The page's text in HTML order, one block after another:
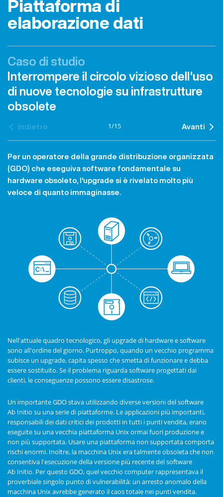
Piattaforma di
elaborazione dati
Caso di studio
Interrompere il circolo vizioso dell'uso
di nuove tecnologie su infrastrutture
obsolete
Indietro 1/15 Avanti
Per un operatore della grande distribuzione organizzata
(GDO) che eseguiva software fondamentale su
hardware obsoleto, l'upgrade si è rivelato molto più
veloce di quanto immaginasse.
Nell'attuale quadro tecnologico, gli upgrade di hardware e software
sono all'ordine del giorno. Purtroppo, quando un vecchio programma
subisce un upgrade, capita spesso che smetta di funzionare e debba
essere sostituito. Se il problema riguarda software progettati dai
clienti, le conseguenze possono essere disastrose.
Un importante GDO stava utilizzando diverse versioni del software
Ab Initio su una serie di piattaforme. Le applicazioni più importanti,
responsabili dei dati critici dei prodotti in tutti i punti vendita, erano
eseguite su una vecchia piattaforma Unix ormai fuori produzione e
non più supportata. Usare una piattaforma non supportata comporta
rischi enormi. Inoltre, la macchina Unix era talmente obsoleta che non
consentiva l'esecuzione della versione più recente del software
Ab Initio. Per questo GDO, quel vecchio computer rappresentava il
proverbiale singolo punto di vulnerabilità: un arresto anomalo della
macchina Unix avrebbe generato il caos totale nei punti vendita.